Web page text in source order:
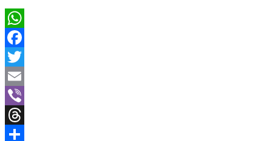
WhatsApp
Facebook
Twitter
Email
Viber
Threads